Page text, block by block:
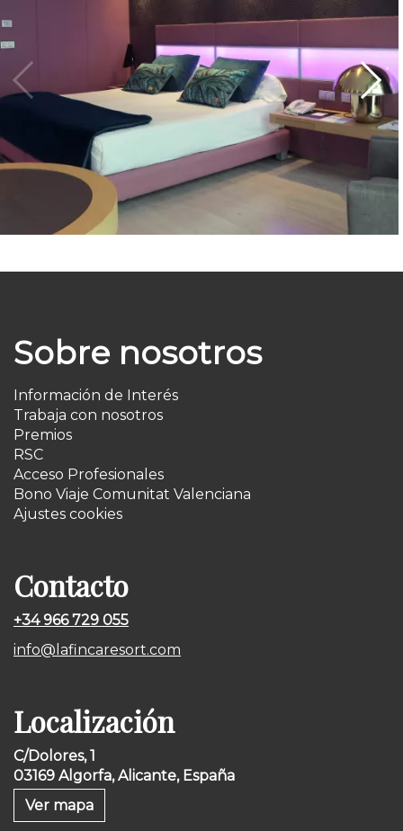
Sobre nosotros
Información de Interés
Trabaja con nosotros
Premios
RSC
Acceso Profesionales
Bono Viaje Comunitat Valenciana
Ajustes cookies
Contacto
+34 966 729 055
info@lafincaresort.com
Localización
C/Dolores, 1
03169 Algorfa, Alicante, España
Ver mapa